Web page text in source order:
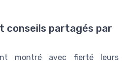
conseils partagés par
montré avec fierté leurs